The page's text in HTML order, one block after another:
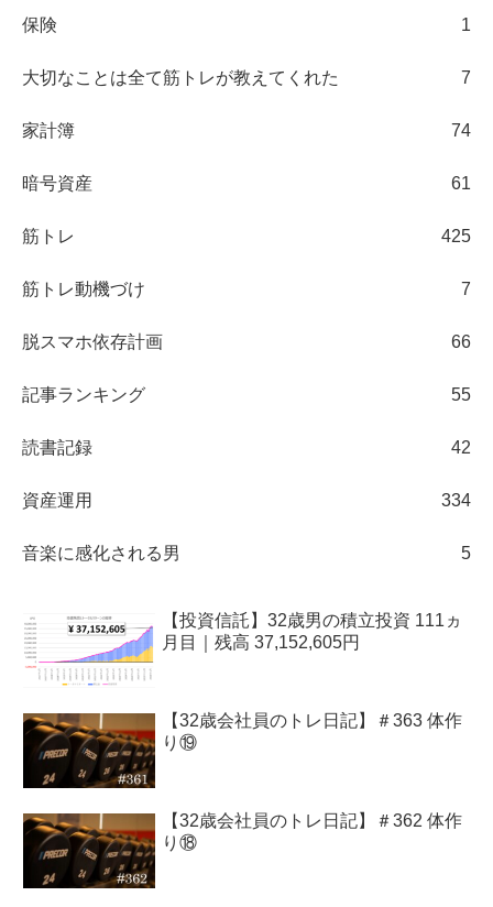
保険 1
大切なことは全て筋トレが教えてくれた 7
家計簿 74
暗号資産 61
筋トレ 425
筋トレ動機づけ 7
脱スマホ依存計画 66
記事ランキング 55
読書記録 42
資産運用 334
音楽に感化される男 5
【投資信託】32歳男の積立投資 111ヵ
月目｜残高 37,152,605円
【32歳会社員のトレ日記】＃363 体作
り⑲
【32歳会社員のトレ日記】＃362 体作
り⑱